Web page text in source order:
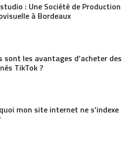
: Une Société de Production
à Bordeaux
sont les avantages d’acheter des
TikTok ?
mon site internet ne s’indexe